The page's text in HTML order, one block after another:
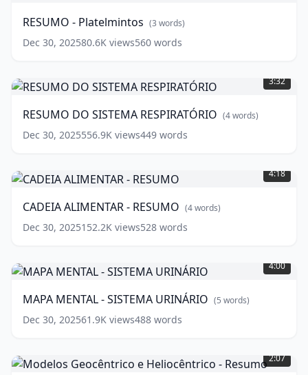
RESUMO - Platelmintos (3 words)
Dec 30, 202580.6K views560 words
DO
SISTEMA
words)
3:32
RESUMO DO SISTEMA RESPIRATÓRIO (4words)
Dec 30, 2025556.9K views449 words
ALIMENTAR
-
words)
4:18
CADEIA ALIMENTAR - RESUMO (4words)
Dec 30, 2025152.2K views528 words
MENTAL
-
URINÁRIO (5
words)
4:00
MAPA MENTAL - SISTEMA URINÁRIO (5 words)
Dec 30, 202561.9K views488 words
Geocêntrico
e
2:07